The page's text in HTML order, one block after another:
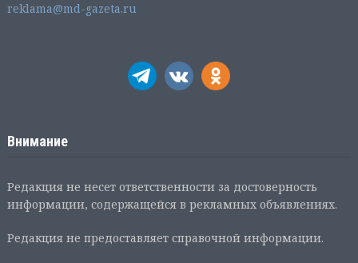
reklama@md-gazeta.ru
Внимание
Редакция не несет ответственности за достоверность
информации, содержащейся в рекламных объявлениях.
Редакция не предоставляет справочной информации.